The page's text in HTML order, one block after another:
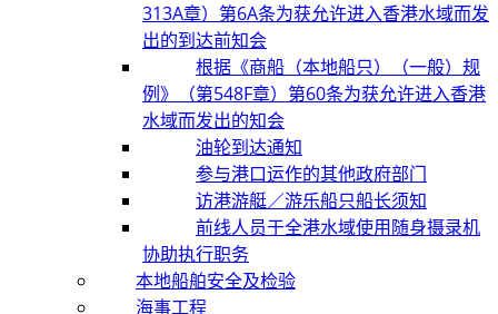
313A章）第6A条为获允许进入香港水域而发
出的到达前知会
根据《商船（本地船只）（一般）规
例》（第548F章）第60条为获允许进入香港
水域而发出的知会
油轮到达通知
参与港口运作的其他政府部门
访港游艇／游乐船只船长须知
前线人员于全港水域使用随身摄录机
协助执行职务
本地船舶安全及检验
海事工程